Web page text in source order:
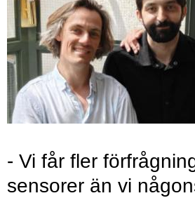
- Vi får fler
sensorer än vi